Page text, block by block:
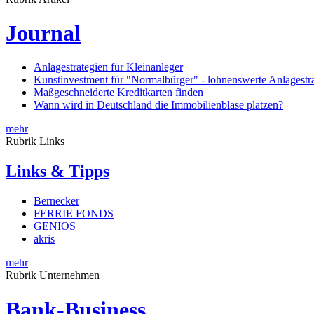
Journal
Anlagestrategien für Kleinanleger
Kunstinvestment für "Normalbürger" - lohnenswerte
Maßgeschneiderte Kreditkarten finden
Wann wird in Deutschland die Immobilienblase platzen?
mehr
Rubrik Links
Links & Tipps
Bernecker
FERRIE FONDS
GENIOS
akris
mehr
Rubrik Unternehmen